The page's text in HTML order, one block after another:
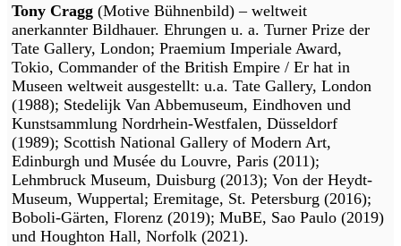
Tony Cragg (Motive Bühnenbild) – weltweit
anerkannter Bildhauer. Ehrungen u. a. Turner Prize der
Tate Gallery, London; Praemium Imperiale Award,
Tokio, Commander of the British Empire / Er hat in
Museen weltweit ausgestellt: u.a. Tate Gallery, London
(1988); Stedelijk Van Abbemuseum, Eindhoven und
Kunstsammlung Nordrhein-Westfalen, Düsseldorf
(1989); Scottish National Gallery of Modern Art,
Edinburgh und Musée du Louvre, Paris (2011);
Lehmbruck Museum, Duisburg (2013); Von der Heydt-
Museum, Wuppertal; Eremitage, St. Petersburg (2016);
Boboli-Gärten, Florenz (2019); MuBE, Sao Paulo (2019)
und Houghton Hall, Norfolk (2021).